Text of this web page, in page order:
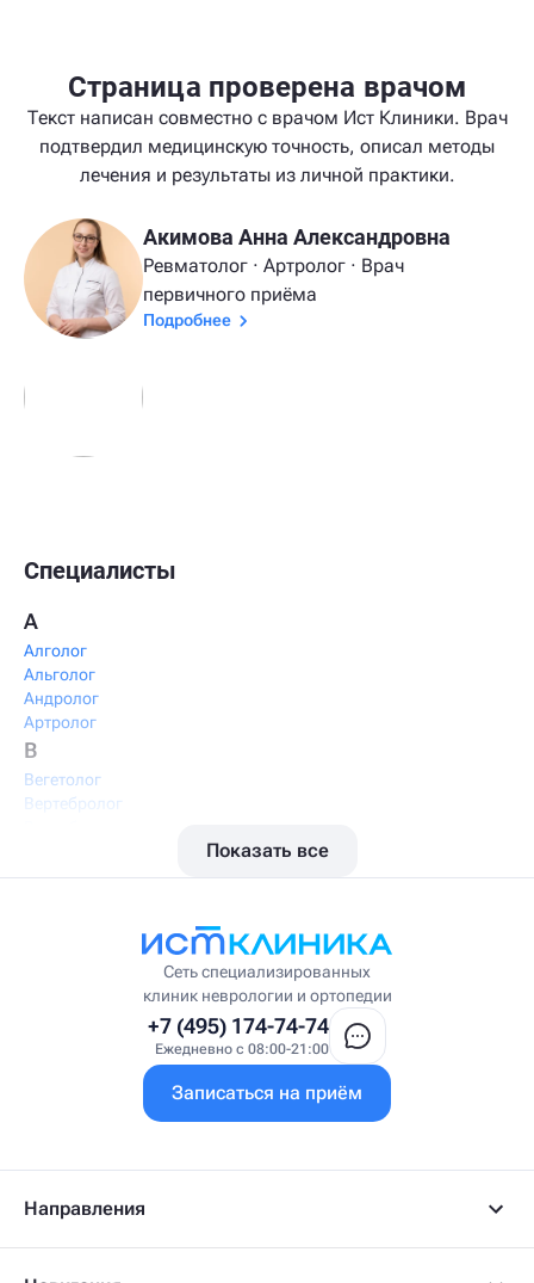
Страница проверена врачом
Текст написан совместно с врачом Ист Клиники. Врач
подтвердил медицинскую точность, описал методы
лечения и результаты из личной практики.
Акимова Анна Александровна
Ревматолог · Артролог · Врач
первичного приёма
Подробнее
Специалисты
А
Алголог
Альголог
Андролог
Артролог
В
Вегетолог
Вертебролог
Висцеральный массажист
Врач интегративной медицины
Врач первичного приёма
Гастроэнтеролог-гепатолог
Гериатр
Гинеколог
Показать все
Сеть специализированных
клиник неврологии и ортопедии
+7 (495) 174-74-74
Ежедневно с 08:00-21:00
Записаться на приём
Направления